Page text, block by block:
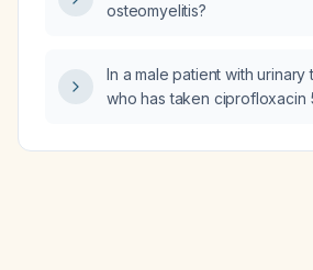
osteomyelitis?
In a male patient with urinary
who has taken ciprofloxacin
what treatment should be